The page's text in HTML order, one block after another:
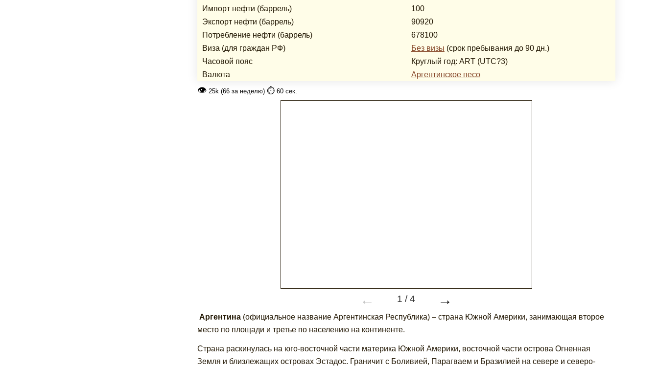
Импорт нефти (баррель)
100
Экспорт нефти (баррель)
90920
Потребление нефти (баррель)
678100
Виза (для граждан РФ)
Без визы (срок пребывания до 90 дн.)
Часовой пояс
Круглый год: ART (UTC?3)
Валюта
Аргентинское песо
👁25k (66 за неделю) ⏱️60 сек.
← 1 /4 →
Аргентина(официальное название Аргентинская Республика) – страна Южной Америки, занимающая второе
место по площади и третье по населению на континенте.
Страна раскинулась на юго-восточной части материка Южной Америки, восточной части острова Огненная
Земля и близлежащих островах Эстадос. Граничит с Боливией, Парагваем и Бразилией на севере и северо-